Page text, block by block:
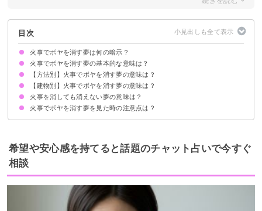
目次
火事でボヤを消す夢は何の暗示？
火事でボヤを消す夢の基本的な意味は？
トラブルの解決を暗示
状況によって意味が決まる
【方法別】火事でボヤを消す夢の意味は？
バケツでボヤを消す夢【吉夢】
ホースでボヤを消す夢【吉夢】
消火器でボヤを消す夢【吉夢】
消防士がボヤを消す夢【吉夢・警告夢】
消防車がボヤを消す夢【吉夢】
スプリンクラーでボヤを消す夢【吉夢】
【建物別】火事でボヤを消す夢の意味は？
自宅のボヤを消す夢【吉夢】
学校のボヤを消す夢【吉夢】
山火事のボヤを消す夢【警告夢】
近所のボヤを消す夢【吉夢・警告夢】
庭のボヤを消す夢【吉夢】
台所のボヤを消す夢【警告夢】
火事を消しても消えない夢の意味は？
火事でボヤを消す夢を見た時の注意点は？
積極的に新しいことにチャレンジする
吉夢なら話さず警告夢や凶夢なら人に話す
希望や安心感を持てると話題のチャット占いで今すぐ
相談